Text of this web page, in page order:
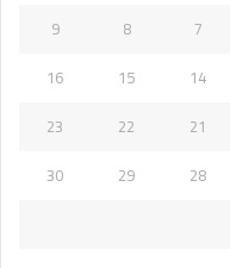
7
8
9
14
15
16
21
22
23
28
29
30